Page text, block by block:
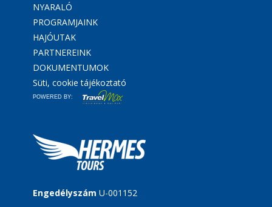
NYARALÓ
PROGRAMJAINK
HAJÓUTAK
PARTNEREINK
DOKUMENTUMOK
Süti, cookie tájékoztató
POWERED BY:
Engedélyszám U-001152